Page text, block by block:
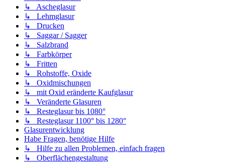
↳ Ascheglasur
↳ Lehmglasur
↳ Drucken
↳ Saggar / Sagger
↳ Salzbrand
↳ Farbkörper
↳ Fritten
↳ Rohstoffe, Oxide
↳ Oxidmischungen
↳ mit Oxid eränderte Kaufglasur
↳ Veränderte Glasuren
↳ Resteglasur bis 1080°
↳ Resteglasur 1100° bis 1280°
Glasurentwicklung
Habe Fragen, benötige Hilfe
↳ Hilfe zu allen Problemen, einfach fragen
↳ Oberflächengestaltung